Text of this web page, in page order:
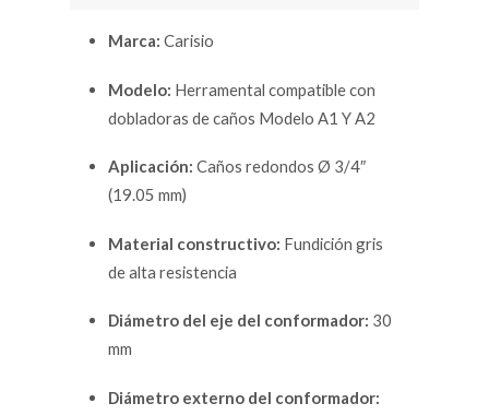
Marca: Carisio
Modelo: Herramental compatible con
dobladoras de caños Modelo A1 Y A2
Aplicación: Caños redondos Ø 3/4″
(19.05 mm)
Material constructivo: Fundición gris
de alta resistencia
Diámetro del eje del conformador: 30
mm
Diámetro externo del conformador: